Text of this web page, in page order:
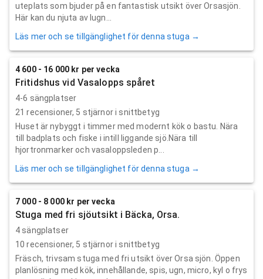
uteplats som bjuder på en fantastisk utsikt över Orsasjön.
Här kan du njuta av lugn...
Läs mer och se tillgänglighet för denna stuga →
4 600 - 16 000 kr per vecka
Fritidshus vid Vasalopps spåret
4-6 sängplatser
21 recensioner, 5 stjärnor i snittbetyg
Huset är nybyggt i timmer med modernt kök o bastu. Nära
till badplats och fiske i intill liggande sjö.Nära till
hjortronmarker och vasaloppsleden p...
Läs mer och se tillgänglighet för denna stuga →
7 000 - 8 000 kr per vecka
Stuga med fri sjöutsikt i Bäcka, Orsa.
4 sängplatser
10 recensioner, 5 stjärnor i snittbetyg
Fräsch, trivsam stuga med fri utsikt över Orsa sjön. Öppen
planlösning med kök, innehållande, spis, ugn, micro, kyl o frys